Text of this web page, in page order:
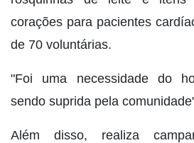
corações para pacientes
de 70 voluntárias.
"Foi uma necessidade do
sendo suprida pela
Além disso, realiza